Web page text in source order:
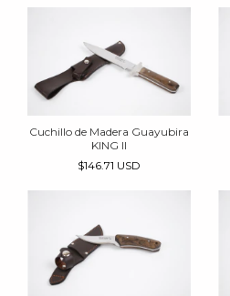
Cuchillo de Madera Guayubira
KING II
$146.71 USD